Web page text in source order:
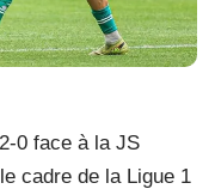
0 face à la JS
cadre de la Ligue 1